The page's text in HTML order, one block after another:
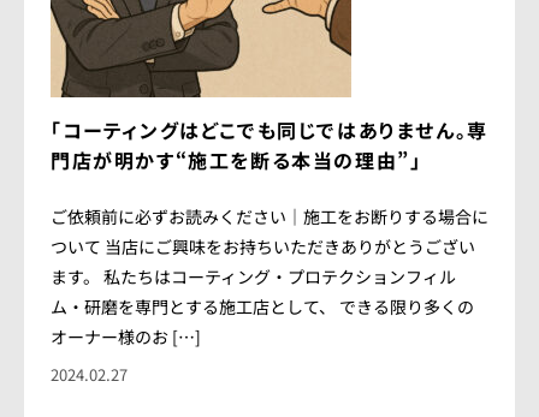
「コーティングはどこでも同じではありません。専
門店が明かす“施工を断る本当の理由”」
ご依頼前に必ずお読みください｜施工をお断りする場合に
ついて 当店にご興味をお持ちいただきありがとうござい
ます。 私たちはコーティング・プロテクションフィル
ム・研磨を専門とする施工店として、 できる限り多くの
オーナー様のお […]
2024.02.27